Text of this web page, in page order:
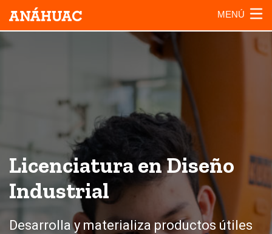
MENÚ
Licenciatura en Diseño
Industrial
Desarrolla y materializa productos útiles